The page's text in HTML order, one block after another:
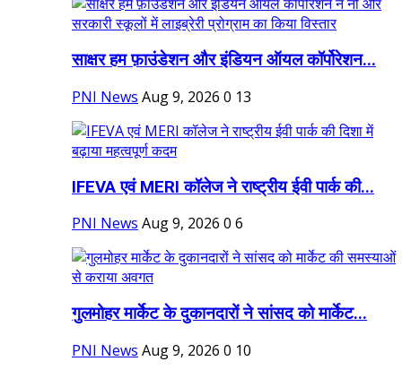
साक्षर हम फ़ाउंडेशन और इंडियन ऑयल कॉर्पोरेशन...
PNI News Aug 9, 2026 0 13
IFEVA एवं MERI कॉलेज ने राष्ट्रीय ईवी पार्क की...
PNI News Aug 9, 2026 0 6
गुलमोहर मार्केट के दुकानदारों ने सांसद को मार्केट...
PNI News Aug 9, 2026 0 10